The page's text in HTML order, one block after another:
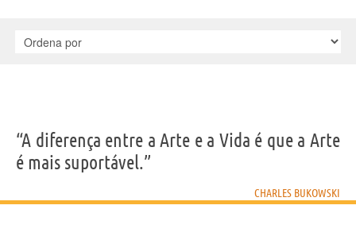
“A diferença entre a Arte e a Vida é que a Arte
é mais suportável.”
CHARLES BUKOWSKI